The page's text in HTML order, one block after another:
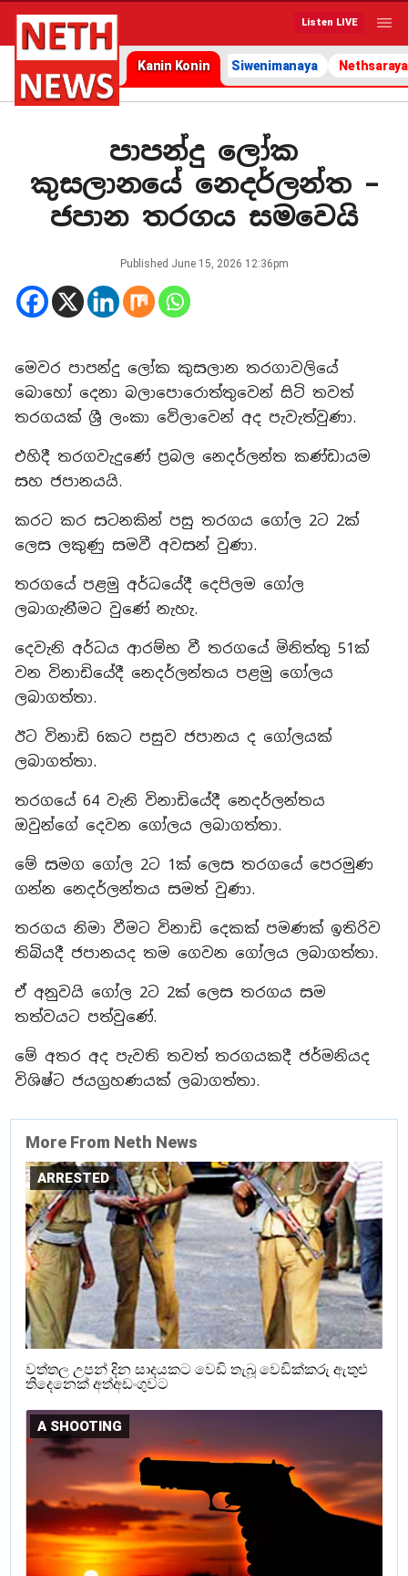
Listen LIVE
Kanin Konin Siwenimanaya Nethsaraya
පාපන්දු ලෝක
කුසලානයේ නෙදර්ලන්ත –
ජපාන තරගය සමවෙයි
Published June 15, 2026 12:36pm
මෙවර පාපන්දු ලෝක කුසලාන තරගාවලියේ
බොහෝ දෙනා බලාපොරොත්තුවෙන් සිටි තවත්
තරගයක් ශ්‍රී ලංකා වේලාවෙන් අද පැවැත්වුණා.
එහිදී තරගවැදුණේ ප්‍රබල නෙදර්ලන්ත කණ්ඩායම
සහ ජපානයයි.
කරට කර සටනකින් පසු තරගය ගෝල 2ට 2ක්
ලෙස ලකුණු සමවී අවසන් වුණා.
තරගයේ පළමු අර්ධයේදී දෙපිලම ගෝල
ලබාගැනීමට වුණේ නැහැ.
දෙවැනි අර්ධය ආරම්භ වී තරගයේ මිනිත්තු 51ක්
වන විනාඩියේදී නෙදර්ලන්තය පළමු ගෝලය
ලබාගත්තා.
ඊට විනාඩි 6කට පසුව ජපානය ද ගෝලයක්
ලබාගත්තා.
තරගයේ 64 වැනි විනාඩියේදී නෙදර්ලන්තය
ඔවුන්ගේ දෙවන ගෝලය ලබාගත්තා.
මේ සමග ගෝල 2ට 1ක් ලෙස තරගයේ පෙරමුණ
ගන්න නෙදර්ලන්තය සමත් වුණා.
තරගය නිමා වීමට විනාඩි දෙකක් පමණක් ඉතිරිව
තිබියදී ජපානයද තම ගෙවන ගෝලය ලබාගත්තා.
ඒ අනුවයි ගෝල 2ට 2ක් ලෙස තරගය සම
තත්වයට පත්වුණේ.
මේ අතර අද පැවති තවත් තරගයකදී ජර්මනියද
විශිෂ්ට ජයග්‍රහණයක් ලබාගත්තා.
More From Neth News
ARRESTED
වත්තල උපන් දින සාදයකට වෙඩි තැබූ වෙඩික්කරු ඇතුළු
තිදෙනෙක් අත්අඩංගුවට
A SHOOTING